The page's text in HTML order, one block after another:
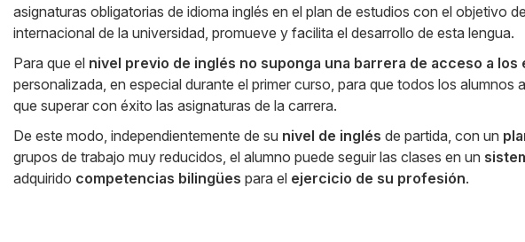
asignaturas obligatorias de idioma inglés en el plan de estudios con el objetivo
internacional de la universidad, promueve y facilita el desarrollo de esta lengua.
Para que el nivel previo de inglés no suponga una barrera de acceso a los
personalizada, en especial durante el primer curso, para que todos los
que superar con éxito las asignaturas de la carrera.
De este modo, independientemente de su nivel de inglés de partida, con un
grupos de trabajo muy reducidos, el alumno puede seguir las clases en un
adquirido competencias bilingües para el ejercicio de su profesión.